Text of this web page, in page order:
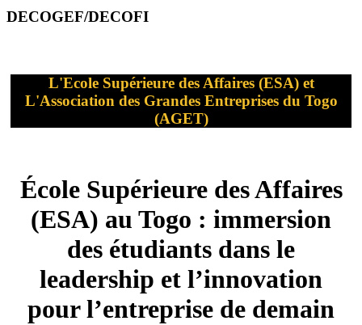
DECOGEF/DECOFI
L'Ecole Supérieure des Affaires (ESA) et
L'Association des Grandes Entreprises du Togo
(AGET)
École Supérieure des Affaires
(ESA) au Togo : immersion
des étudiants dans le
leadership et l’innovation
pour l’entreprise de demain